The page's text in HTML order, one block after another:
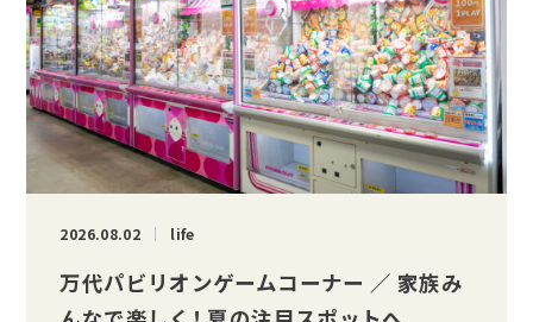
2026.08.02 life
万代パビリオンゲームコーナー ／ 家族み